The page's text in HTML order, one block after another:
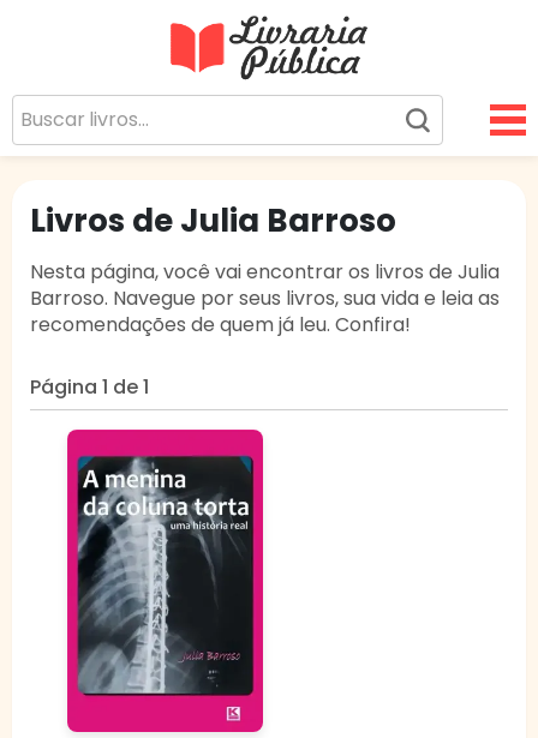
Sua Biblioteca Virtual Gratuita
Livros de Julia Barroso
Nesta página, você vai encontrar os livros de Julia
Barroso. Navegue por seus livros, sua vida e leia as
recomendações de quem já leu. Confira!
Página 1 de 1